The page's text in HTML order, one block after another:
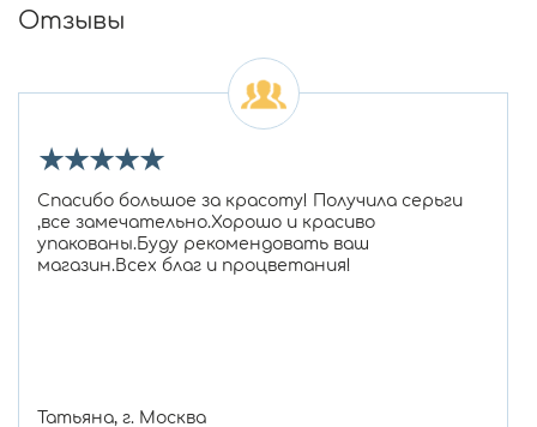
Отзывы
★★★★★
Спасибо большое за красоту! Получила серьги
,все замечательно.Хорошо и красиво
упакованы.Буду рекомендовать ваш
магазин.Всех благ и процветания!
Татьяна, г. Москва